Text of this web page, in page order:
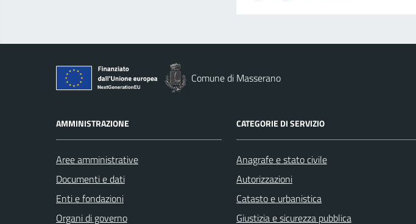
Comune di Masserano
AMMINISTRAZIONE
Aree amministrative
Documenti e dati
Enti e fondazioni
Organi di governo
CATEGORIE DI SERVIZIO
Anagrafe e stato civile
Autorizzazioni
Catasto e urbanistica
Giustizia e sicurezza pubblica